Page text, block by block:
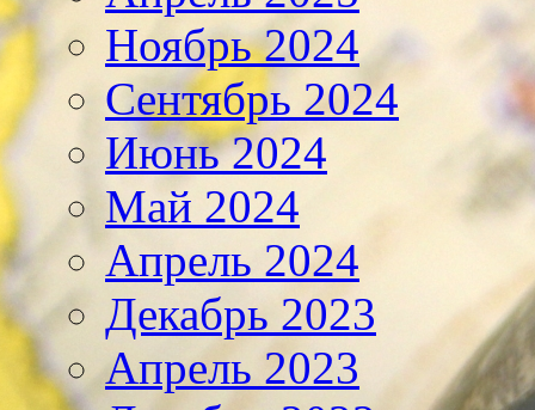
Ноябрь 2024
Сентябрь 2024
Июнь 2024
Май 2024
Апрель 2024
Декабрь 2023
Апрель 2023